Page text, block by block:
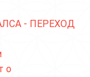
- ПЕРЕХОД
о